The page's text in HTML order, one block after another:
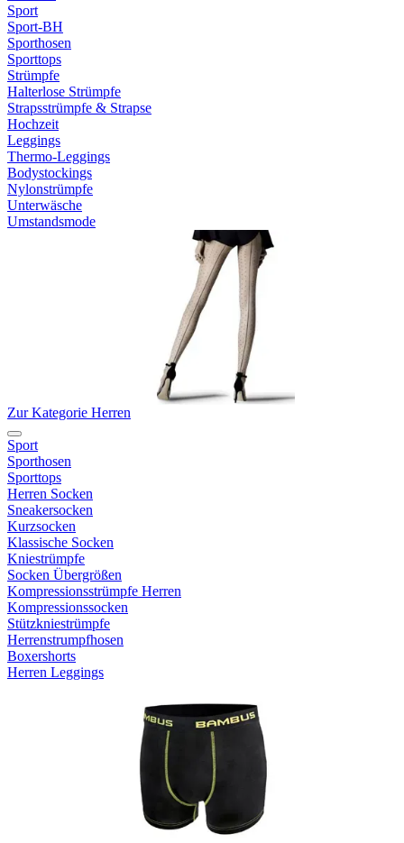
Sport
Sport-BH
Sporthosen
Sporttops
Strümpfe
Halterlose Strümpfe
Strapsstrümpfe & Strapse
Hochzeit
Leggings
Thermo-Leggings
Bodystockings
Nylonstrümpfe
Unterwäsche
Umstandsmode
Zur Kategorie Herren
Sport
Sporthosen
Sporttops
Herren Socken
Sneakersocken
Kurzsocken
Klassische Socken
Kniestrümpfe
Socken Übergrößen
Kompressionsstrümpfe Herren
Kompressionssocken
Stützkniestrümpfe
Herrenstrumpfhosen
Boxershorts
Herren Leggings